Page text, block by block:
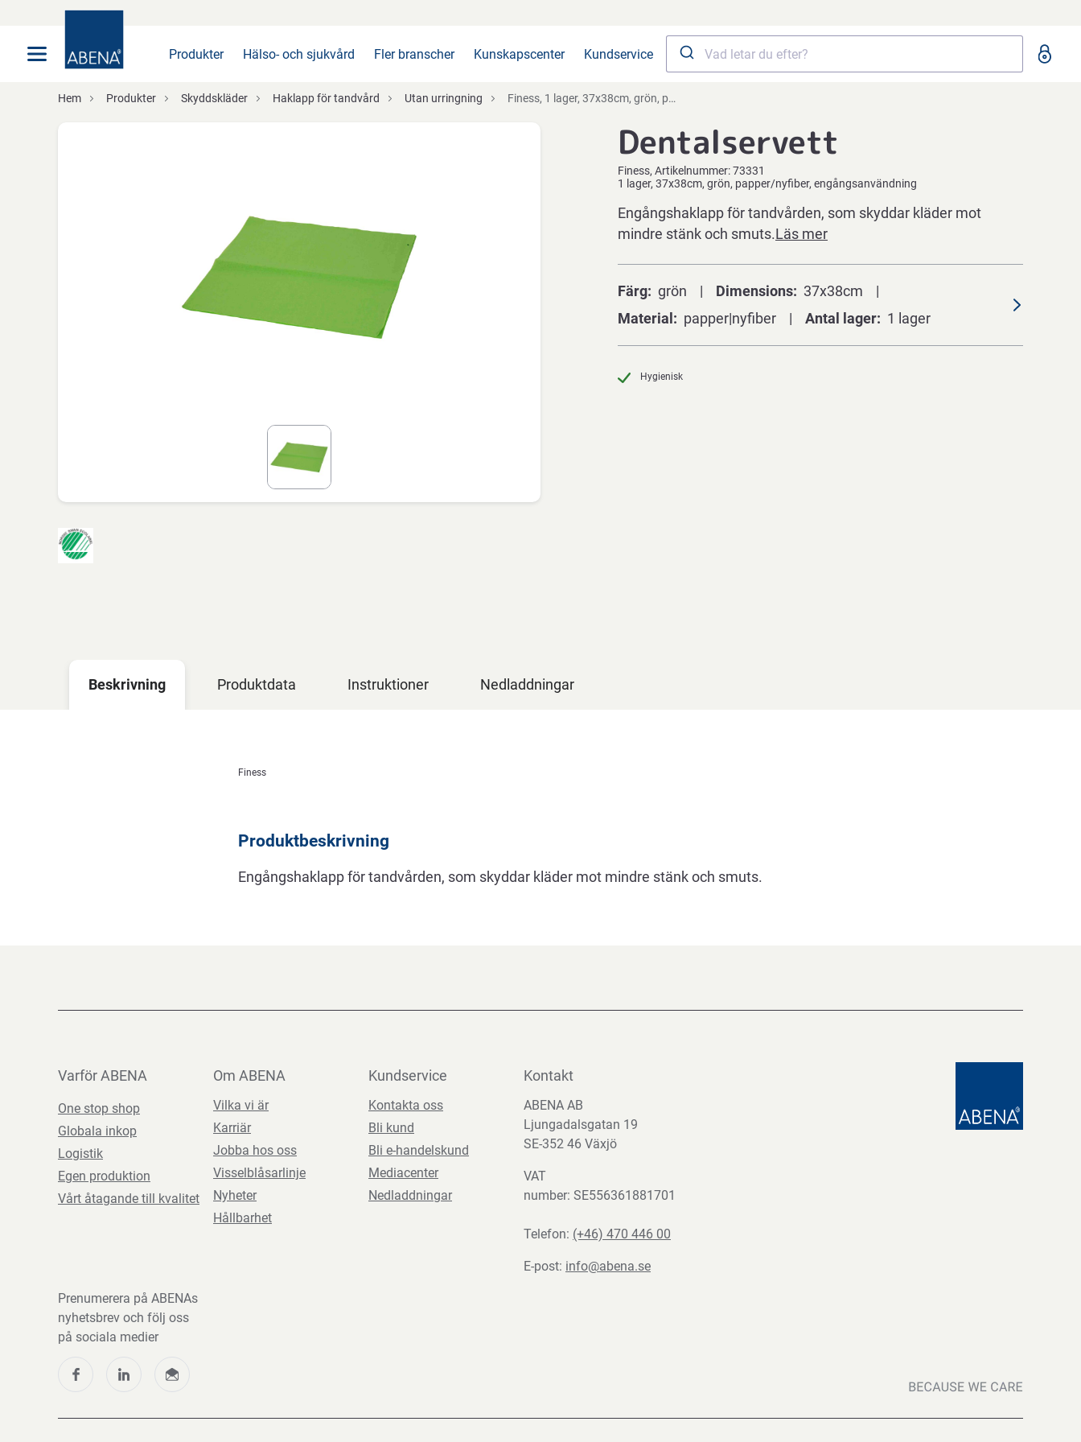
Produkter Hälso- och sjukvård Fler branscher Kunskapscenter Kundservice
Hem Produkter Skyddskläder Haklapp för tandvård Utan urringning Finess, 1 lager, 37x38cm, grön, papper/nyfiber, engångsanvändning
Dentalservett
Finess Artikelnummer:73331
1 lager, 37x38cm, grön, papper/nyfiber, engångsanvändning
Engångshaklapp för tandvården, som skyddar kläder mot
mindre stänk och smuts.Läs mer
Färg grön Dimensions
37x38cm
Material
papper|nyfiber Antal lager 1 lager
Hygienisk
Beskrivning Produktdata Instruktioner Nedladdningar
Beskrivning
Finess
Produktbeskrivning
Engångshaklapp för tandvården, som skyddar kläder mot mindre stänk och smuts.
Varför ABENA
One stop shop
Globala inkop
Logistik
Egen produktion
Vårt åtagande till kvalitet
Om ABENA
Vilka vi är
Karriär
Jobba hos oss
Visselblåsarlinje
Nyheter
Hållbarhet
Kundservice
Kontakta oss
Bli kund
Bli e-handelskund
Mediacenter
Nedladdningar
Kontakt
ABENA AB
Ljungadalsgatan 19
SE-352 46 Växjö
VAT
number: SE556361881701
Telefon: (+46) 470 446 00
E-post: info@abena.se
Prenumerera på ABENAs
nyhetsbrev och följ oss
på sociala medier